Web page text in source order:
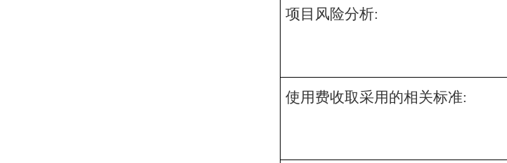
项目风险分析:
使用费收取采用的相关标准: